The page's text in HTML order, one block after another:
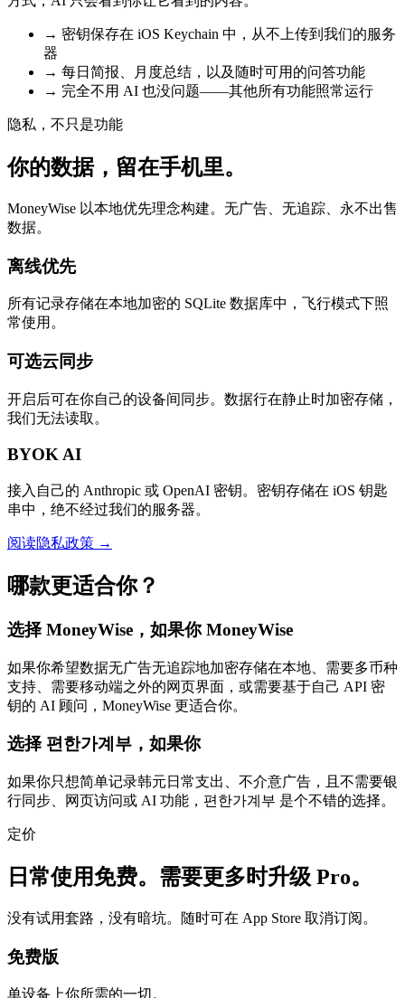
→ 密钥保存在 iOS Keychain 中，从不上传到我们的服务
器
→ 每日简报、月度总结，以及随时可用的问答功能
→ 完全不用 AI 也没问题——其他所有功能照常运行
隐私，不只是功能
你的数据，留在手机里。
MoneyWise 以本地优先理念构建。无广告、无追踪、永不出售
数据。
离线优先
所有记录存储在本地加密的 SQLite 数据库中，飞行模式下照
常使用。
可选云同步
开启后可在你自己的设备间同步。数据行在静止时加密存储，
我们无法读取。
BYOK AI
接入自己的 Anthropic 或 OpenAI 密钥。密钥存储在 iOS 钥匙
串中，绝不经过我们的服务器。
阅读隐私政策 →
哪款更适合你？
选择 MoneyWise，如果你 MoneyWise
如果你希望数据无广告无追踪地加密存储在本地、需要多币种
支持、需要移动端之外的网页界面，或需要基于自己 API 密
钥的 AI 顾问，MoneyWise 更适合你。
选择 편한가계부，如果你
如果你只想简单记录韩元日常支出、不介意广告，且不需要银
行同步、网页访问或 AI 功能，편한가계부 是个不错的选择。
定价
日常使用免费。需要更多时升级 Pro。
没有试用套路，没有暗坑。随时可在 App Store 取消订阅。
免费版
单设备上你所需的一切。